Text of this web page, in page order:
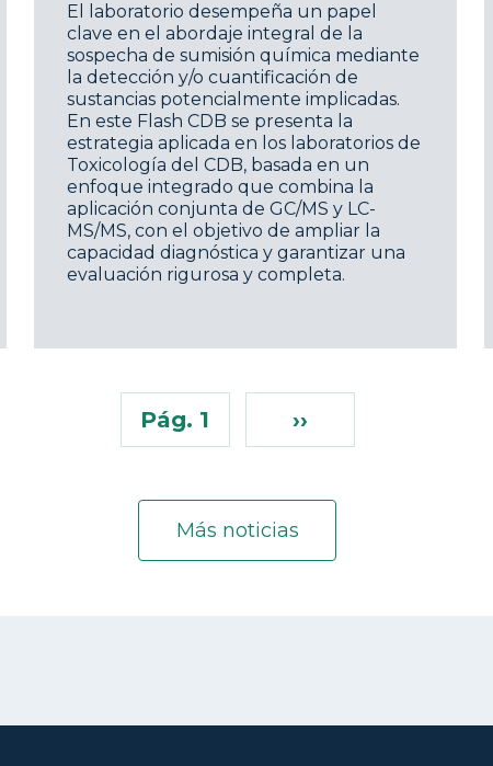
El laboratorio desempeña un papel
clave en el abordaje integral de la
sospecha de sumisión química mediante
la detección y/o cuantificación de
sustancias potencialmente implicadas.
En este Flash CDB se presenta la
estrategia aplicada en los laboratorios de
Toxicología del CDB, basada en un
enfoque integrado que combina la
aplicación conjunta de GC/MS y LC-
MS/MS, con el objetivo de ampliar la
capacidad diagnóstica y garantizar una
evaluación rigurosa y completa.
Pág. 1 ››
Más noticias